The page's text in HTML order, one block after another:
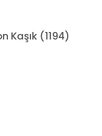
Kaşık (1194)